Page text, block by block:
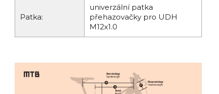
Patka:
univerzální patka
přehazovačky pro UDH
M12x1.0